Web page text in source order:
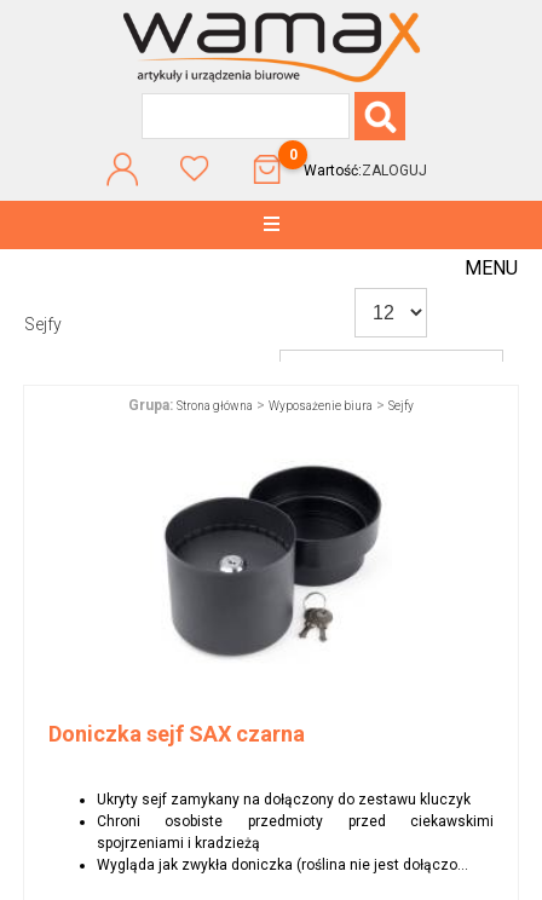
0
Wartość:ZALOGUJ
MENU
Sejfy
Grupa: Strona główna > Wyposażenie biura > Sejfy
Doniczka sejf SAX czarna
Ukryty sejf zamykany na dołączony do zestawu kluczyk
Chroni osobiste przedmioty przed ciekawskimi
spojrzeniami i kradzieżą
Wygląda jak zwykła doniczka (roślina nie jest dołączo...